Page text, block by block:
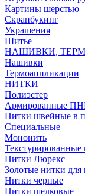
Картины шерстью
Скрапбукинг
Украшения
Шитье
НАШИВКИ,
Нашивки
Термоаппликации
НИТКИ
Полиэстер
Армированные
Нитки швейные в
Специальные
Мононить
Текстурированные
Нитки Люрекс
Золотые нитки
Нитки черные
Нитки шелковые